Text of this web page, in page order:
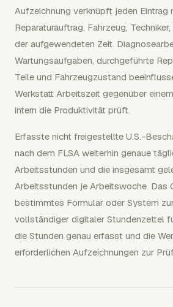
Aufzeichnung verknüpft jeden Eintrag
Reparaturauftrag, Fahrzeug,
der aufgewendeten Zeit.
Wartungsaufgaben, durchgeführte
Teile und Fahrzeugzustand
Werkstatt Arbeitszeit gegenüber
intern die Produktivität prüft.
Erfasste nicht freigestellte U.S.-
nach dem FLSA weiterhin genaue
Arbeitsstunden und die insgesamt
Arbeitsstunden je Arbeitswoche. Das
bestimmtes Formular oder System
vollständiger digitaler Stundenzettel
die Stunden genau erfasst und die
erforderlichen Aufzeichnungen zur